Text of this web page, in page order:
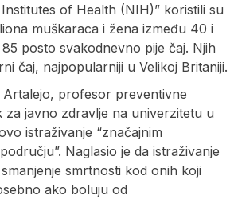
of Health (NIH)” koristili su
muškaraca i žena između 40 i
posto svakodnevno pije čaj. Njih
čaj, najpopularniji u Velikoj Britaniji.
Artalejo, profesor preventivne
za javno zdravlje na univerzitetu u
istraživanje “značajnim
Naglasio je da istraživanje
smrtnosti kod onih koji
ako boluju od